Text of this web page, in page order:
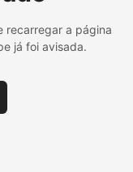
recarregar a página
já foi avisada.